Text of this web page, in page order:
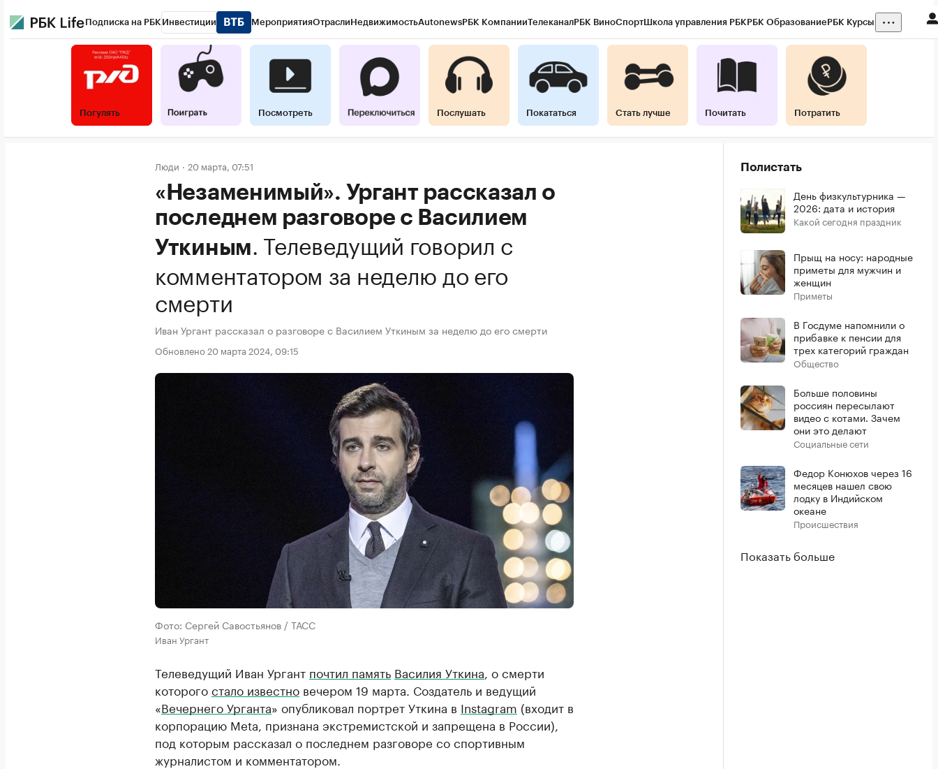
Подписка на РБК Инвестиции МероприятияОтраслиНедвижимостьAutonewsРБК КомпанииТелеканалРБК ВиноСпортШкола управления РБКРБК ОбразованиеРБК Курсы
Погулять Посмотреть Послушать Покататься Стать лучше Почитать Потратить
Люди 20 марта, 07:51
«Незаменимый». Ургант рассказал о
последнем разговоре с Василием
Уткиным. Телеведущий говорил с
комментатором за неделю до его
смерти
Иван Ургант рассказал о разговоре с Василием Уткиным за неделю до его смерти
Обновлено 20 марта 2024, 09:15
Фото: Сергей Савостьянов / ТАСС
Иван Ургант
Телеведущий Иван Ургант почтил память Василия Уткина , о смерти
которогостало известно вечером 19 марта. Создатель и ведущий
«Вечернего Урганта» опубликовал портрет Уткина в Instagram (входит в
корпорацию Meta, признана экстремистской и запрещена в России),
под которым рассказал о последнем разговоре со спортивным
журналистом и комментатором.
Полистать
День физкультурника —
2026: дата и история
Какой сегодня праздник
Прыщ на носу: народные
приметы для мужчин и
женщин
Приметы
В Госдуме напомнили о
прибавке к пенсии для
трех категорий граждан
Общество
Больше половины
россиян пересылают
видео с котами. Зачем
они это делают
Социальные сети
Федор Конюхов через 16
месяцев нашел свою
лодку в Индийском
океане
Происшествия
Показать больше